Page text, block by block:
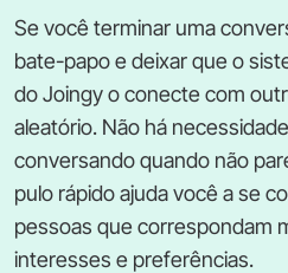
Se você terminar uma
bate-papo e deixar que o
do Joingy o conecte com
aleatório. Não há
conversando quando não
pulo rápido ajuda você a se
pessoas que correspondam
interesses e preferências.